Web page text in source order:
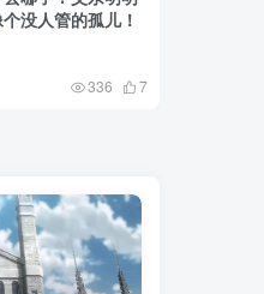
没人管的孤儿！
336 7